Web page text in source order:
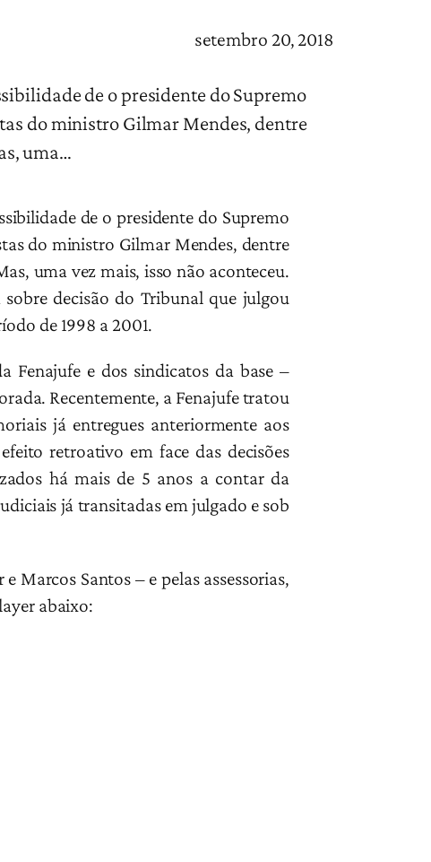
setembro 20, 2018
de o presidente do Supremo
do ministro Gilmar Mendes, dentre
uma…
de o presidente do Supremo
do ministro Gilmar Mendes, dentre
uma vez mais, isso não aconteceu.
sobre decisão do Tribunal que julgou
de 1998 a 2001.
Fenajufe e dos sindicatos da base –
Recentemente, a Fenajufe tratou
já entregues anteriormente aos
retroativo em face das decisões
há mais de 5 anos a contar da
já transitadas em julgado e sob
Marcos Santos – e pelas assessorias,
abaixo: